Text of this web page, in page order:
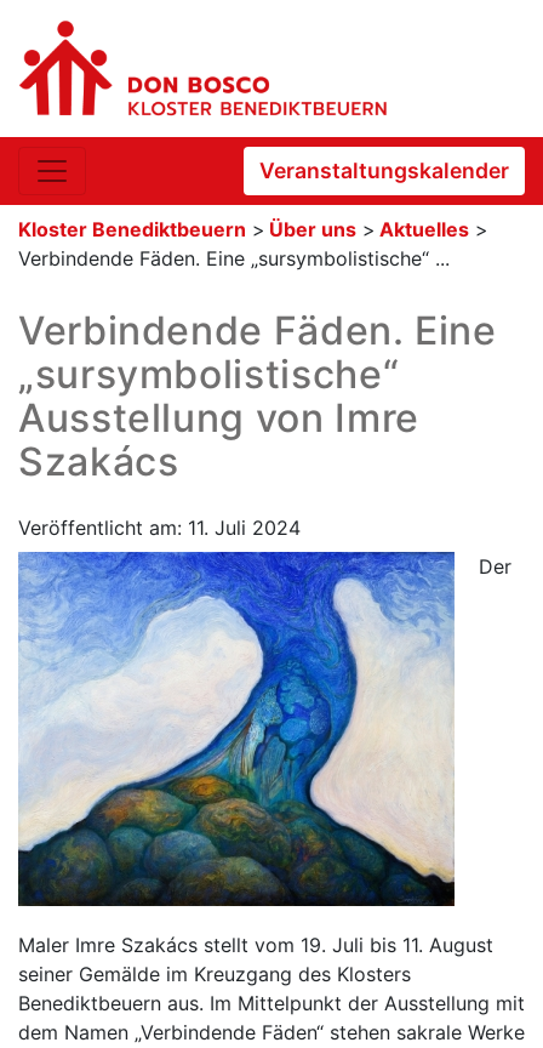
Veranstaltungskalender
Kloster Benediktbeuern > Über uns > Aktuelles >
Verbindende Fäden. Eine „sursymbolistische“ ...
Verbindende Fäden. Eine
„sursymbolistische“
Ausstellung von Imre
Szakács
Veröffentlicht am: 11. Juli 2024
Der
Maler Imre Szakács stellt vom 19. Juli bis 11. August
seiner Gemälde im Kreuzgang des Klosters
Benediktbeuern aus. Im Mittelpunkt der Ausstellung mit
dem Namen „Verbindende Fäden“ stehen sakrale Werke